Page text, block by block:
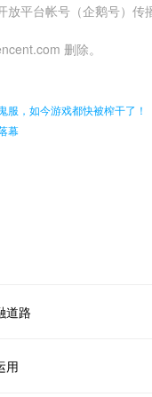
放平台帐号（企鹅号）传
删除。
服，如今游戏都快被榨干了！
幕
道路
用